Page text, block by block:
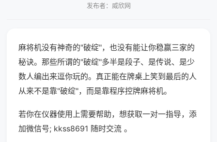
发布者：威欣网
麻将机没有神奇的"破绽"，也没有能让你稳赢三家的
秘诀。那些所谓的"破绽"多半是段子、是传说、是少
数人编出来逗你玩的。真正能在牌桌上笑到最后的人
从来不是靠"破绽"，而是靠程序控牌麻将机。
若你在仪器使用上需要帮助，想获取一对一指导，添
加微信号; kkss8691 随时交流 。